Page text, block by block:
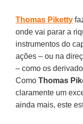
Thomas Piketty
onde vai parar a
instrumentos do
ações – ou na
– como os
ComoThomas
claramente um
ainda mais, este